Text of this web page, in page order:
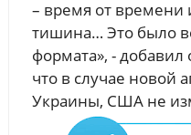
– время от времени
тишина… Это было
формата», -
что в случае новой
Украины, США не